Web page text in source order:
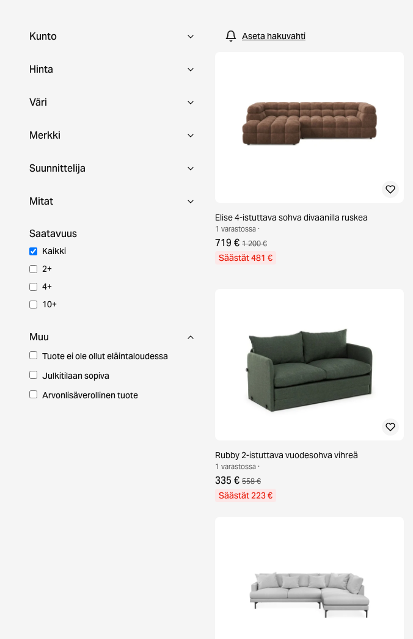
Kunto
Hinta
Väri
Merkki
Suunnittelija
Mitat
Saatavuus
Kaikki
2+
4+
10+
Muu
Tuote ei ole ollut eläintaloudessa
Julkitilaan sopiva
Arvonlisäverollinen tuote
Aseta hakuvahti
Elise 4-istuttava sohva divaanilla ruskea
1 varastossa ·
719 € 1 200 €
Säästät 481 €
Rubby 2-istuttava vuodesohva vihreä
1 varastossa ·
335 € 558 €
Säästät 223 €